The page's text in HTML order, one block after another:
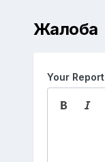
Жалоба
Your Report